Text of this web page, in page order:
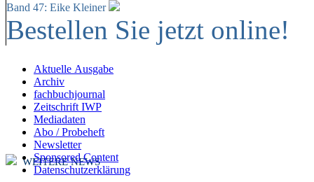
Band 47: Eike Kleiner
Bestellen Sie jetzt online!
Aktuelle Ausgabe
Archiv
fachbuchjournal
Zeitschrift IWP
Mediadaten
Abo / Probeheft
Newsletter
Sponsored Content
Datenschutzerklärung
WEITERE NEWS